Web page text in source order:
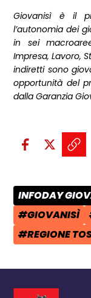
Giovanisì è il
l’autonomia dei
in sei
Impresa, Lavoro,
indiretti sono
opportunità del
dalla Garanzia
Condividi sui social:
CATEGORIA
INFODAY
TAG:
#GIOVANISÌ
TAG:
#REGIONE